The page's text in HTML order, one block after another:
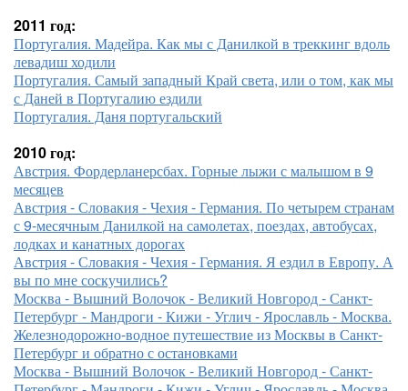
2011 год:
Португалия. Мадейра. Как мы с Данилкой в треккинг вдоль
левадиш ходили
Португалия. Самый западный Край света, или о том, как мы
с Даней в Португалию ездили
Португалия. Даня португальский
2010 год:
Австрия. Фордерланерсбах. Горные лыжи с малышом в 9
месяцев
Австрия - Словакия - Чехия - Германия. По четырем странам
с 9-месячным Данилкой на самолетах, поездах, автобусах,
лодках и канатных дорогах
Австрия - Словакия - Чехия - Германия. Я ездил в Европу. А
вы по мне соскучились?
Москва - Вышний Волочок - Великий Новгород - Санкт-
Петербург - Мандроги - Кижи - Углич - Ярославль - Москва.
Железнодорожно-водное путешествие из Москвы в Санкт-
Петербург и обратно с остановками
Москва - Вышний Волочок - Великий Новгород - Санкт-